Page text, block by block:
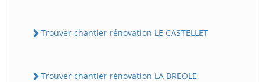
Trouver chantier rénovation LE CASTELLET
Trouver chantier rénovation LA BREOLE